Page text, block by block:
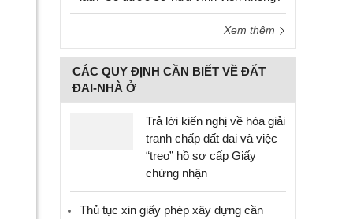
Xem thêm
CÁC QUY ĐỊNH CẦN BIẾT VỀ ĐẤT
ĐAI-NHÀ Ở
Trả lời kiến nghị về hòa giải
tranh chấp đất đai và việc
“treo” hồ sơ cấp Giấy
chứng nhận
Thủ tục xin giấy phép xây dựng cần